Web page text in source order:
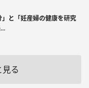
」と「妊産婦の健康を研究
る